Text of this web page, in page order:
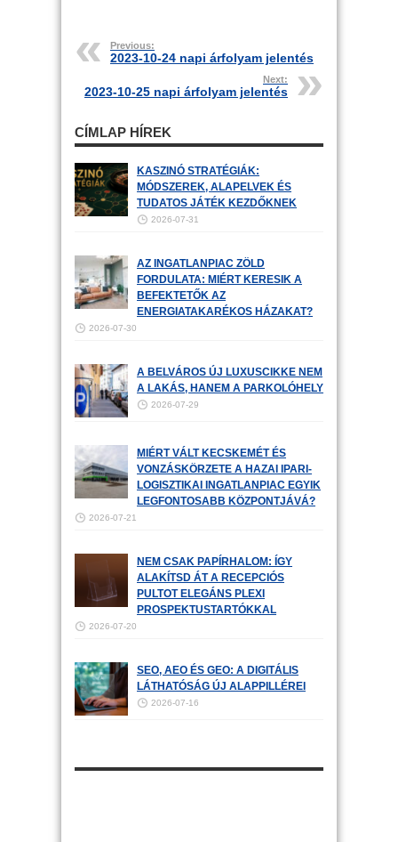
Previous:
2023-10-24 napi árfolyam jelentés
Next:
2023-10-25 napi árfolyam jelentés
CÍMLAP HÍREK
KASZINÓ STRATÉGIÁK:
MÓDSZEREK, ALAPELVEK ÉS
TUDATOS JÁTÉK KEZDŐKNEK
2026-07-31
AZ INGATLANPIAC ZÖLD
FORDULATA: MIÉRT KERESIK A
BEFEKTETŐK AZ
ENERGIATAKARÉKOS HÁZAKAT?
2026-07-30
A BELVÁROS ÚJ LUXUSCIKKE NEM
A LAKÁS, HANEM A PARKOLÓHELY
2026-07-29
MIÉRT VÁLT KECSKEMÉT ÉS
VONZÁSKÖRZETE A HAZAI IPARI-
LOGISZTIKAI INGATLANPIAC EGYIK
LEGFONTOSABB KÖZPONTJÁVÁ?
2026-07-21
NEM CSAK PAPÍRHALOM: ÍGY
ALAKÍTSD ÁT A RECEPCIÓS
PULTOT ELEGÁNS PLEXI
PROSPEKTUSTARTÓKKAL
2026-07-20
SEO, AEO ÉS GEO: A DIGITÁLIS
LÁTHATÓSÁG ÚJ ALAPPILLÉREI
2026-07-16